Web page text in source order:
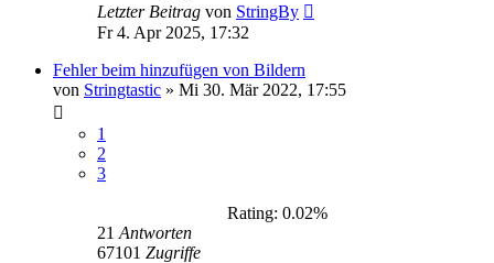
Letzter Beitrag von StringBy
Fr 4. Apr 2025, 17:32
Fehler beim hinzufügen von Bildern
von Stringtastic » Mi 30. Mär 2022, 17:55
1
2
3
Rating: 0.02%
21 Antworten
67101 Zugriffe